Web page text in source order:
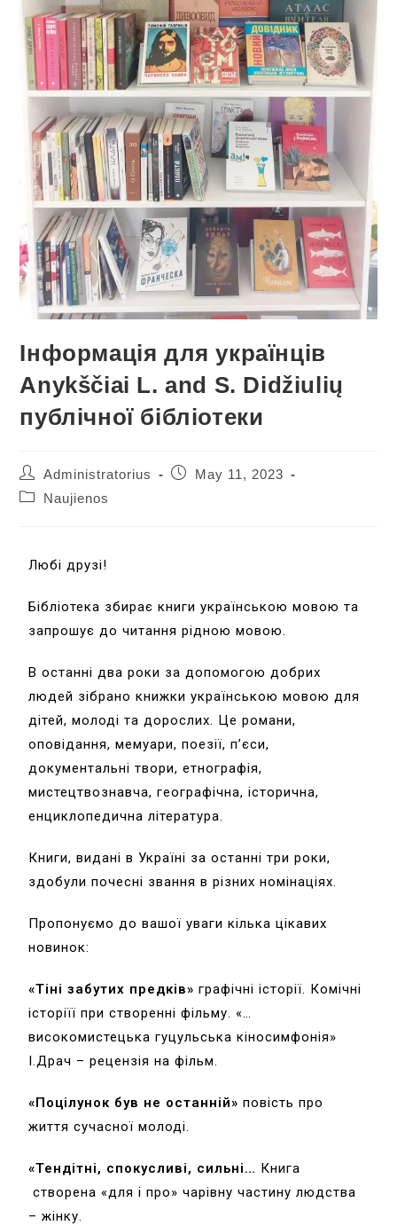
Інформація для українців
Anykščiai L. and S. Didžiulių
публічної бібліотеки
Administratorius
May 11, 2023
Naujienos
Любі друзі!
Бібліотека збирає книги українською мовою та
запрошує до читання рідною мовою.
В останні два роки за допомогою добрих
людей зібрано книжки українською мовою для
дітей, молоді та дорослих. Це романи,
оповідання, мемуари, поезії, п’єси,
документальні твори, етнографія,
мистецтвознавча, географічна, історична,
енциклопедична література.
Книги, видані в Україні за останні три роки,
здобули почесні звання в різних номінаціях.
Пропонуємо до вашої уваги кілька цікавих
новинок:
«Тіні забутих предків» графічні історії. Комічні
історіїї при створенні фільму. «…
високомистецька гуцульська кіносимфонія»
І.Драч – рецензія на фільм.
«Поцілунок був не останній»повість про
життя сучасної молоді.
«Тендітні, спокусливі, сильні… Книга
створена «для і про» чарівну частину людства
– жінку.